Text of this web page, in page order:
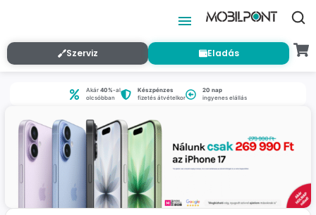
Szerviz Eladás
Akár40%-al
olcsóbban
Készpénzes
fizetés átvételkor
20 nap
ingyenes elállás